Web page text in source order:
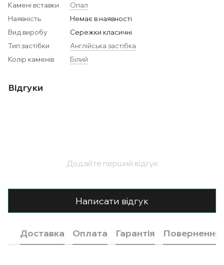
Камені вставки
Опал
Наявність
Немає в наявності
Вид виробу
Сережки класичні
Тип застібки
Англійська застібка
Колір каменів
Білий
Відгуки
Додайте перший відгук
Написати відгук
Доставка Оплата Гарантія Повернення